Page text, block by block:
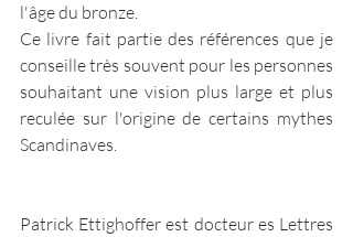
l'âge du bronze.
Ce livre fait partie des références que je
conseille très souvent pour les personnes
souhaitant une vision plus large et plus
reculée sur l'origine de certains mythes
Scandinaves.
Patrick Ettighoffer est docteur es Lettres